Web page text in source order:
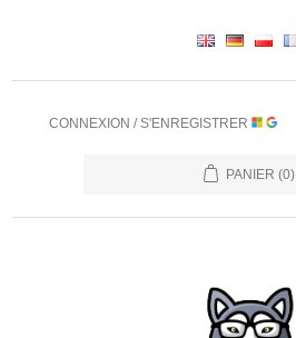
CONNEXION / S'ENREGISTRER
PANIER (0)